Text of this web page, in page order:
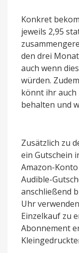
Konkret
jeweils 2,95
den drei
auch wenn
würden.
könnt ihr auch
behalten und
Zusätzlich zu
ein Gutschein
Amazon-
Audible-
anschließend
Uhr
Einzelkauf zu
Abonnement